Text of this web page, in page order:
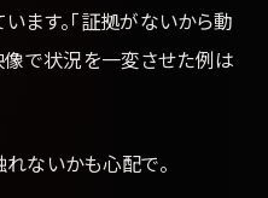
ます。「証拠がないから動
像で状況を一変させた例は
れないかも心配で。